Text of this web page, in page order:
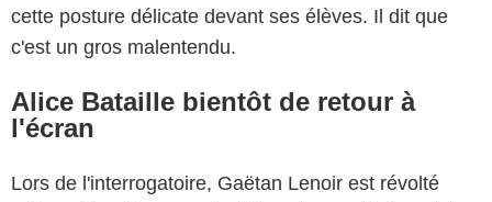
cette posture délicate devant ses élèves. Il dit que
c'est un gros malentendu.
Alice Bataille bientôt de retour à
l'écran
Lors de l'interrogatoire, Gaëtan Lenoir est révolté